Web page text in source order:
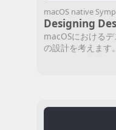
macOS native
Designing
macOSにおける
の設計を考えます。